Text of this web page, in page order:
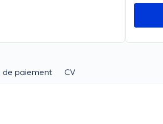
de paiement CV